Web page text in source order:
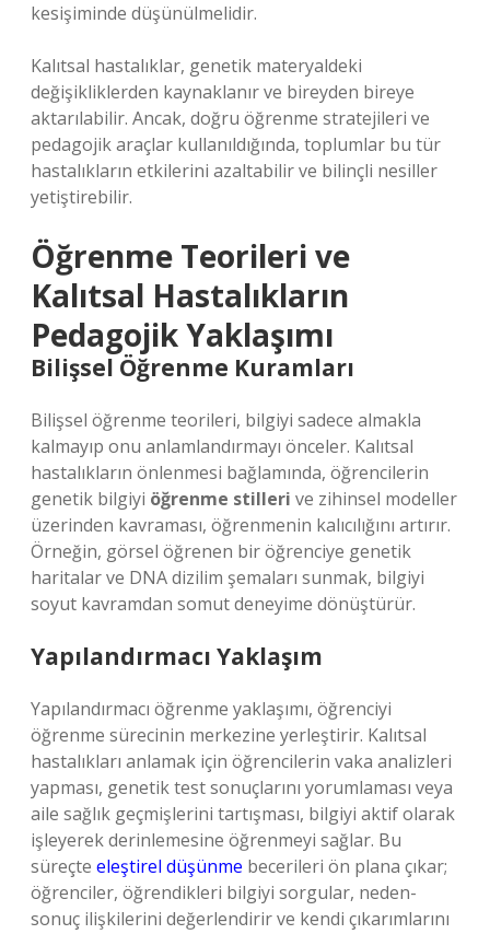
kesişiminde düşünülmelidir.
Kalıtsal hastalıklar, genetik materyaldeki
değişikliklerden kaynaklanır ve bireyden bireye
aktarılabilir. Ancak, doğru öğrenme stratejileri ve
pedagojik araçlar kullanıldığında, toplumlar bu tür
hastalıkların etkilerini azaltabilir ve bilinçli nesiller
yetiştirebilir.
Öğrenme Teorileri ve
Kalıtsal Hastalıkların
Pedagojik Yaklaşımı
Bilişsel Öğrenme Kuramları
Bilişsel öğrenme teorileri, bilgiyi sadece almakla
kalmayıp onu anlamlandırmayı önceler. Kalıtsal
hastalıkların önlenmesi bağlamında, öğrencilerin
genetik bilgiyi öğrenme stilleri ve zihinsel modeller
üzerinden kavraması, öğrenmenin kalıcılığını artırır.
Örneğin, görsel öğrenen bir öğrenciye genetik
haritalar ve DNA dizilim şemaları sunmak, bilgiyi
soyut kavramdan somut deneyime dönüştürür.
Yapılandırmacı Yaklaşım
Yapılandırmacı öğrenme yaklaşımı, öğrenciyi
öğrenme sürecinin merkezine yerleştirir. Kalıtsal
hastalıkları anlamak için öğrencilerin vaka analizleri
yapması, genetik test sonuçlarını yorumlaması veya
aile sağlık geçmişlerini tartışması, bilgiyi aktif olarak
işleyerek derinlemesine öğrenmeyi sağlar. Bu
süreçte eleştirel düşünme becerileri ön plana çıkar;
öğrenciler, öğrendikleri bilgiyi sorgular, neden-
sonuç ilişkilerini değerlendirir ve kendi çıkarımlarını